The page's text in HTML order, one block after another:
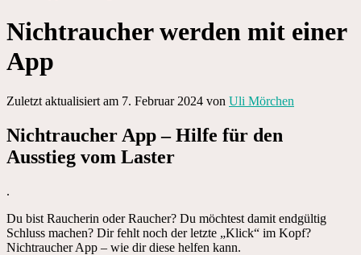
Nichtraucher werden mit einer
App
Zuletzt aktualisiert am 7. Februar 2024 von Uli Mörchen
Nichtraucher App – Hilfe für den
Ausstieg vom Laster
.
Du bist Raucherin oder Raucher? Du möchtest damit endgültig
Schluss machen? Dir fehlt noch der letzte „Klick“ im Kopf?
Nichtraucher App – wie dir diese helfen kann.